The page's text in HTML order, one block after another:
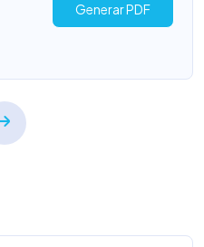
Generar PDF